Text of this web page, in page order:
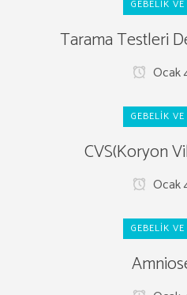
GEBELIK
Tarama Testleri
Ocak
GEBELIK
CVS(Koryon
Ocak
GEBELIK